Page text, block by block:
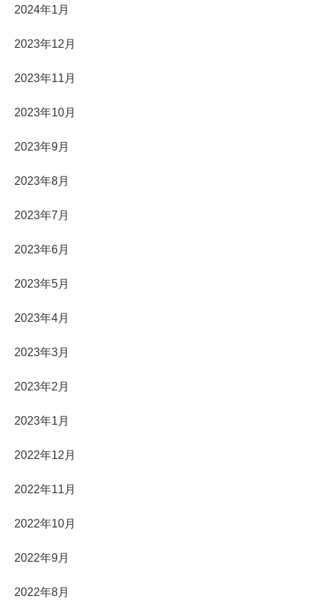
2024年1月
2023年12月
2023年11月
2023年10月
2023年9月
2023年8月
2023年7月
2023年6月
2023年5月
2023年4月
2023年3月
2023年2月
2023年1月
2022年12月
2022年11月
2022年10月
2022年9月
2022年8月